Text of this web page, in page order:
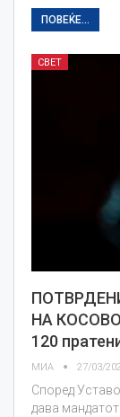
ПОВЕЌЕ...
СВЕТ
НА КОСОВО
120
МИА 27/03/
Според
дава